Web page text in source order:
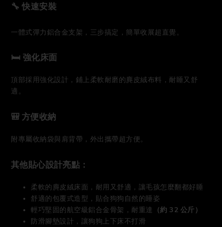
🔧 快速安裝
一體式彈力鋁合金支架，三步搞定，簡單收展超直覺。
🛏 強化床面
頂部採用強化設計，鋪上柔軟耐磨的麂皮絨布料，耐睡又舒
適。
🎒 方便收納
附專屬收納袋與肩背帶，外出攜帶超方便。
其他貼心設計亮點：
柔軟的麂皮絨床面，耐用又舒適，讓毛孩怎麼翻都好睡
舒適的包覆式造型，貼合狗狗自然的睡姿
輕巧堅固的航空級鋁合金骨架，耐重達
（約 32 公斤）
防滑腳墊設計，讓狗狗上下床不打滑